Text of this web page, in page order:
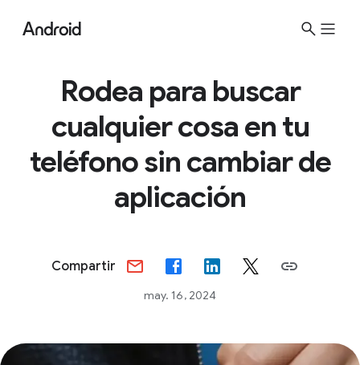
Rodea para buscar
cualquier cosa en tu
teléfono sin cambiar de
aplicación
Compartir
may. 16, 2024